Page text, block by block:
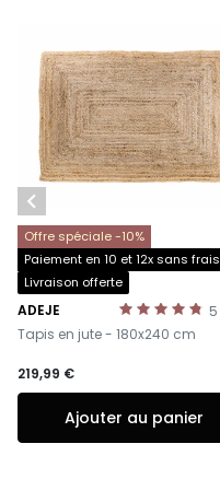
Offre spéciale -10%
Paiement en 10 et 12x sans frais
Livraison offerte
5
ADEJE
-
Tapis en jute - 180x240 cm
219,99 €
Ajouter au panier
